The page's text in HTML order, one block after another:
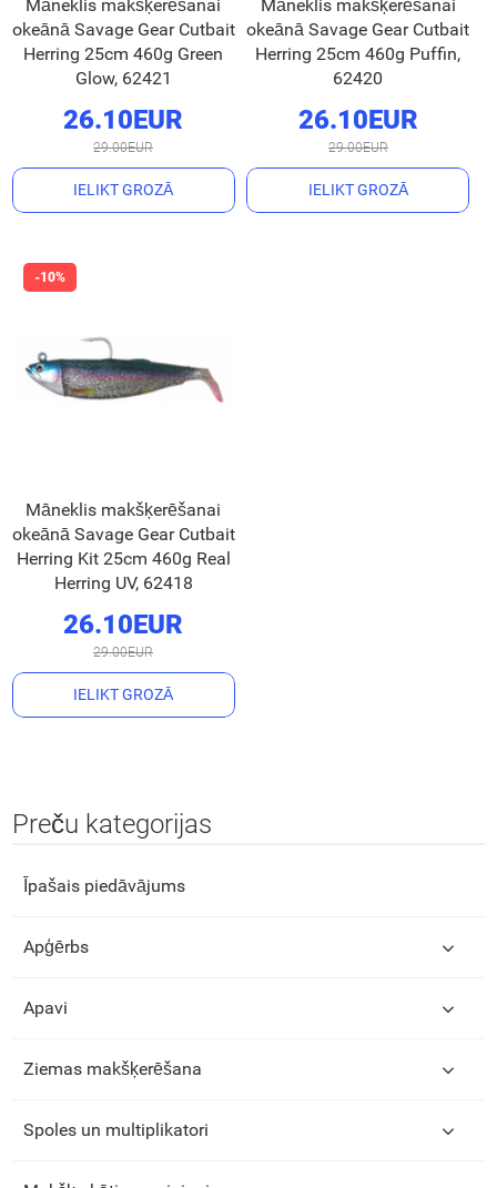
Māneklis makšķerēšanai
okeānā Savage Gear Cutbait
Herring 25cm 460g Green
Glow, 62421
26.10EUR
29.00EUR
IELIKT GROZĀ
Māneklis makšķerēšanai
okeānā Savage Gear Cutbait
Herring 25cm 460g Puffin,
62420
26.10EUR
29.00EUR
IELIKT GROZĀ
Māneklis makšķerēšanai
okeānā Savage Gear Cutbait
Herring Kit 25cm 460g Real
Herring UV, 62418
26.10EUR
29.00EUR
IELIKT GROZĀ
Preču kategorijas
Īpašais piedāvājums
Apģērbs
Apavi
Ziemas makšķerēšana
Spoles un multiplikatori